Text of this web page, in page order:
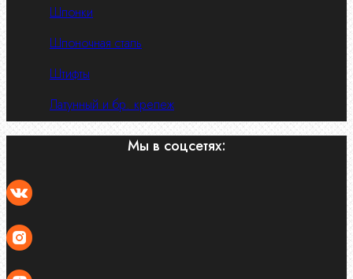
Шпонки
Шпоночная сталь
Штифты
Латунный и бр. крепеж
Мы в соцсетях: